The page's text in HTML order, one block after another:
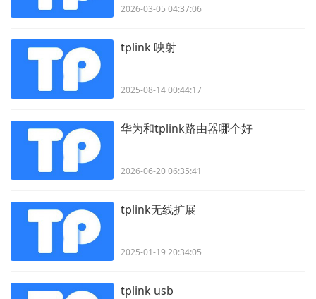
2026-03-05 04:37:06
tplink 映射
2025-08-14 00:44:17
华为和tplink路由器哪个好
2026-06-20 06:35:41
tplink无线扩展
2025-01-19 20:34:05
tplink usb